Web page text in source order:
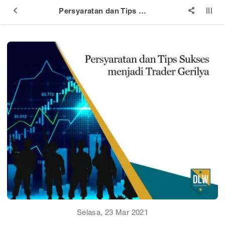
Persyaratan dan Tips Sukses menjadi Trader Gerilya
Selasa, 23 Mar 2021